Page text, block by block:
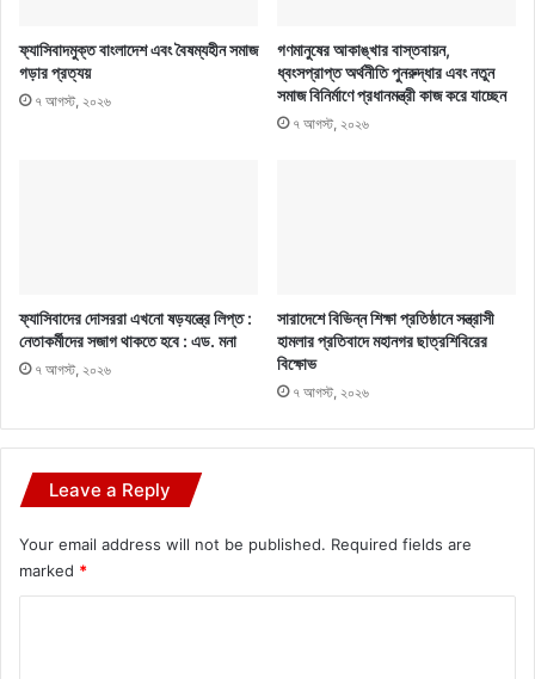
ফ্যাসিবাদমুক্ত বাংলাদেশ এবং বৈষম্যহীন সমাজ
গড়ার প্রত্যয়
৭ আগস্ট, ২০২৬
গণমানুষের আকাঙ্খার বাস্তবায়ন,
ধ্বংসপ্রাপ্ত অর্থনীতি পুনরুদ্ধার এবং নতুন
সমাজ বিনির্মাণে প্রধানমন্ত্রী কাজ করে যাচ্ছেন
৭ আগস্ট, ২০২৬
ফ্যাসিবাদের দোসররা এখনো ষড়যন্ত্রে লিপ্ত :
নেতাকর্মীদের সজাগ থাকতে হবে : এড. মনা
৭ আগস্ট, ২০২৬
সারাদেশে বিভিন্ন শিক্ষা প্রতিষ্ঠানে সন্ত্রাসী
হামলার প্রতিবাদে মহানগর ছাত্রশিবিরের
বিক্ষোভ
৭ আগস্ট, ২০২৬
Leave a Reply
Your email address will not be published. Required fields are
marked *